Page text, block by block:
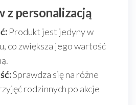
z personalizacją
Produkt jest jedyny w
co zwiększa jego wartość
Sprawdza się na różne
rodzinnych po akcje